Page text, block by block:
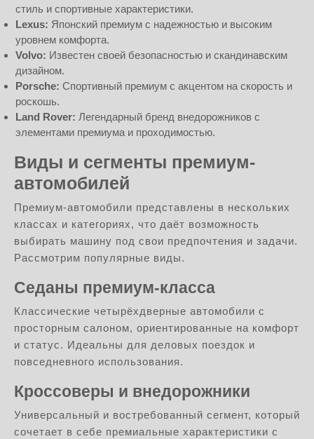
стиль и спортивные характеристики.
Lexus: Японский премиум с надежностью и высоким
уровнем комфорта.
Volvo: Известен своей безопасностью и скандинавским
дизайном.
Porsche: Спортивный премиум с акцентом на скорость и
роскошь.
Land Rover: Легендарный бренд внедорожников с
элементами премиума и проходимостью.
Виды и сегменты премиум-
автомобилей
Премиум-автомобили представлены в нескольких
классах и категориях, что даёт возможность
выбирать машину под свои предпочтения и задачи.
Рассмотрим популярные виды.
Седаны премиум-класса
Классические четырёхдверные автомобили с
просторным салоном, ориентированные на комфорт
и статус. Идеальны для деловых поездок и
повседневного использования.
Кроссоверы и внедорожники
Универсальный и востребованный сегмент, который
сочетает в себе премиальные характеристики с